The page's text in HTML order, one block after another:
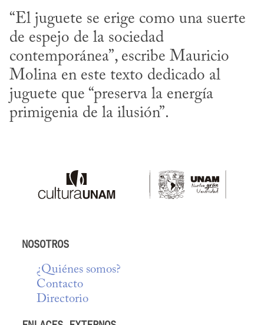
“El juguete se erige como una suerte
de espejo de la sociedad
contemporánea”, escribe Mauricio
Molina en este texto dedicado al
juguete que “preserva la energía
primigenia de la ilusión”.
NOSOTROS
¿Quiénes somos?
Contacto
Directorio